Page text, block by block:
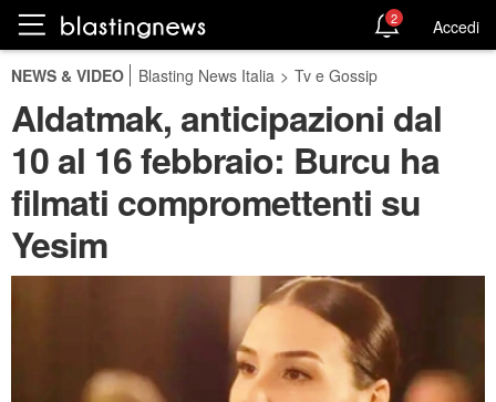
2 Accedi
NEWS & VIDEO Blasting News Italia > Tv e Gossip
Aldatmak, anticipazioni dal
10 al 16 febbraio: Burcu ha
filmati compromettenti su
Yesim